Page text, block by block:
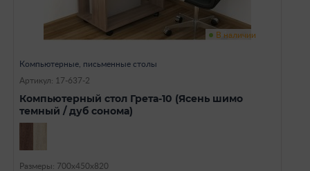
В наличии
Компьютерные, письменные столы
Артикул: 17-637-2
Компьютерный стол Грета-10 (Ясень шимо
темный / дуб сонома)
Размеры: 700х450х820